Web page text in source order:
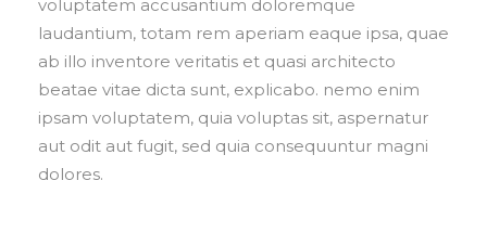
voluptatem accusantium doloremque
laudantium, totam rem aperiam eaque ipsa, quae
ab illo inventore veritatis et quasi architecto
beatae vitae dicta sunt, explicabo. nemo enim
ipsam voluptatem, quia voluptas sit, aspernatur
aut odit aut fugit, sed quia consequuntur magni
dolores.